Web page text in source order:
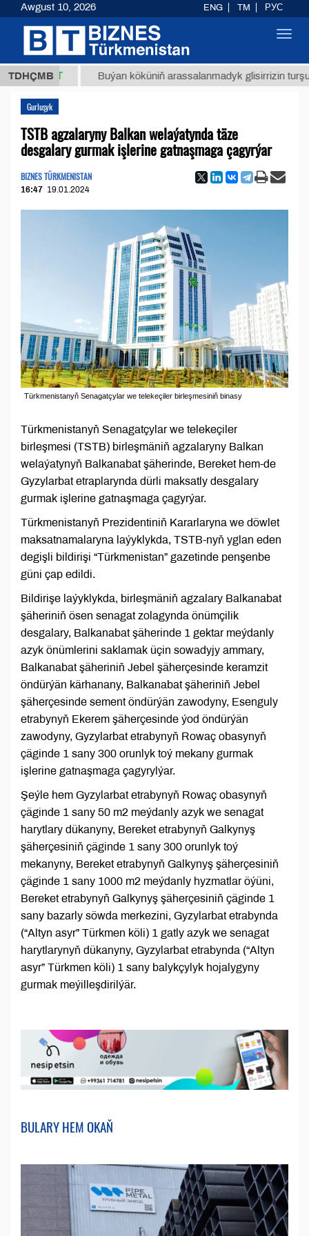
TDHÇMB
ТМТ Buýan köküniň arassalanmadyk glisirrizin turşusy (t.)
Gurluşyk
TSTB agzalaryny Balkan welaýatynda täze
desgalary gurmak işlerine gatnaşmaga çagyrýar
BIZNES TÜRKMENISTAN
16:47 19.01.2024
Türkmenistanyň Senagatçylar we telekeçiler birleşmesiniň binasy
Türkmenistanyň Senagatçylar we telekeçiler
birleşmesi (TSTB) birleşmäniň agzalaryny Balkan
welaýatynyň Balkanabat şäherinde, Bereket hem-de
Gyzylarbat etraplarynda dürli maksatly desgalary
gurmak işlerine gatnaşmaga çagyrýar.
Türkmenistanyň Prezidentiniň Kararlaryna we döwlet
maksatnamalaryna laýyklykda, TSTB-nyň yglan eden
degişli bildirişi “Türkmenistan” gazetinde penşenbe
güni çap edildi.
Bildirişe laýyklykda, birleşmäniň agzalary Balkanabat
şäheriniň ösen senagat zolagynda önümçilik
desgalary, Balkanabat şäherinde 1 gektar meýdanly
azyk önümlerini saklamak üçin sowadyjy ammary,
Balkanabat şäheriniň Jebel şäherçesinde keramzit
öndürýän kärhanany, Balkanabat şäheriniň Jebel
şäherçesinde sement öndürýän zawodyny, Esenguly
etrabynyň Ekerem şäherçesinde ýod öndürýän
zawodyny, Gyzylarbat etrabynyň Rowaç obasynyň
çäginde 1 sany 300 orunlyk toý mekany gurmak
işlerine gatnaşmaga çagyrylýar.
Şeýle hem Gyzylarbat etrabynyň Rowaç obasynyň
çäginde 1 sany 50 m2 meýdanly azyk we senagat
harytlary dükanyny, Bereket etrabynyň Galkynyş
şäherçesiniň çäginde 1 sany 300 orunlyk toý
mekanyny, Bereket etrabynyň Galkynyş şäherçesiniň
çäginde 1 sany 1000 m2 meýdanly hyzmatlar öýüni,
Bereket etrabynyň Galkynyş şäherçesiniň çäginde 1
sany bazarly söwda merkezini, Gyzylarbat etrabynda
(“Altyn asyr” Türkmen köli) 1 gatly azyk we senagat
harytlarynyň dükanyny, Gyzylarbat etrabynda (“Altyn
asyr” Türkmen köli) 1 sany balykçylyk hojalygyny
gurmak meýilleşdirilýär.
BULARY HEM OKAŇ
Awgust 10, 2026 ENG TM РУС